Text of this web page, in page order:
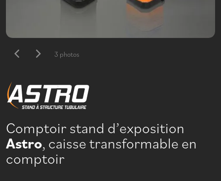
3 photos
Comptoir stand d’exposition
Astro, caisse transformable en
comptoir